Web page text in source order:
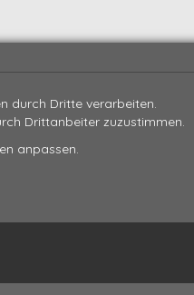
durch Dritte verarbeiten.
Drittanbeiter zuzustimmen.
anpassen.